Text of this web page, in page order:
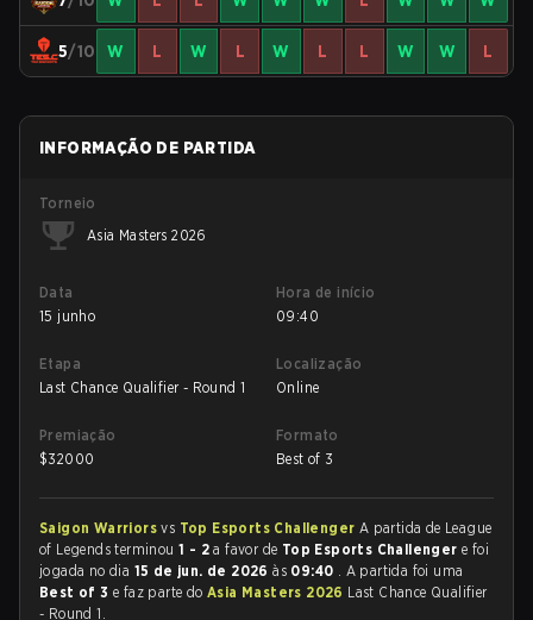
5/10 W L W L W L L W W L
INFORMAÇÃO DE PARTIDA
Torneio
Asia Masters 2026
Data
15 junho
Hora de início
09:40
Etapa
Last Chance Qualifier - Round 1
Localização
Online
Premiação
$32000
Formato
Best of 3
Saigon Warriorsvs Top Esports Challenger A partida de League
of Legends terminou1 - 2 a favor de Top Esports Challengere foi
jogada no dia 15 de jun. de 2026às 09:40 . A partida foi uma
Best of 3 e faz parte do Asia Masters 2026 Last Chance Qualifier
- Round 1.